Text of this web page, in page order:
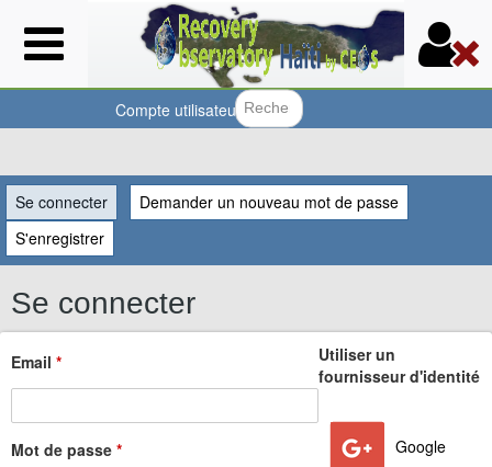
Aller
au
contenu
principal
Vous
êtes
ici
Compte utilisateur
Se connecter (onglet actif)
Demander un nouveau mot de passe
S'enregistrer
Se connecter
Email *
Mot de passe *
Utiliser un
fournisseur d'identité
Google